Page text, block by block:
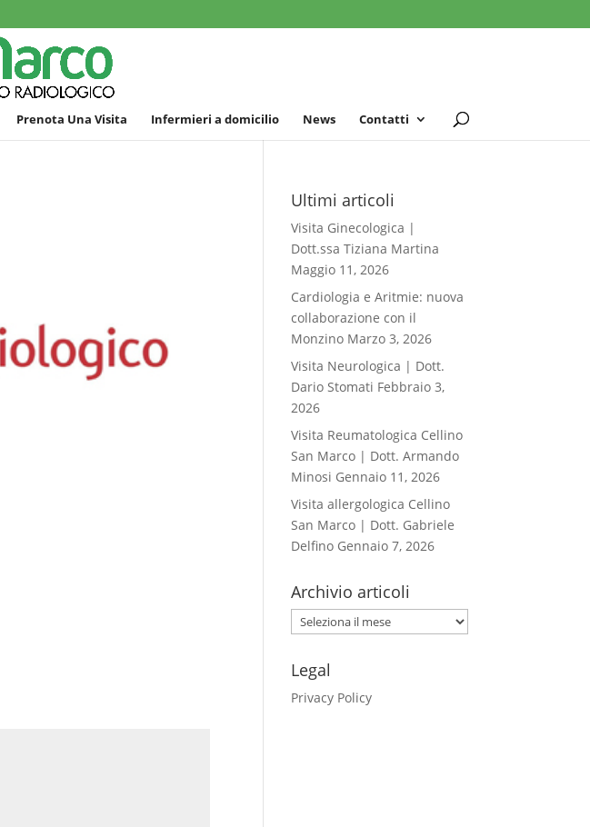
Prenota Una Visita Infermieri a domicilio News Contatti
Ultimi articoli
Visita Ginecologica |
Dott.ssa Tiziana Martina
Maggio 11, 2026
Cardiologia e Aritmie: nuova
collaborazione con il
Monzino Marzo 3, 2026
Visita Neurologica | Dott.
Dario Stomati Febbraio 3,
2026
Visita Reumatologica Cellino
San Marco | Dott. Armando
Minosi Gennaio 11, 2026
Visita allergologica Cellino
San Marco | Dott. Gabriele
Delfino Gennaio 7, 2026
Archivio articoli
Archivio
articoli
Legal
Privacy Policy